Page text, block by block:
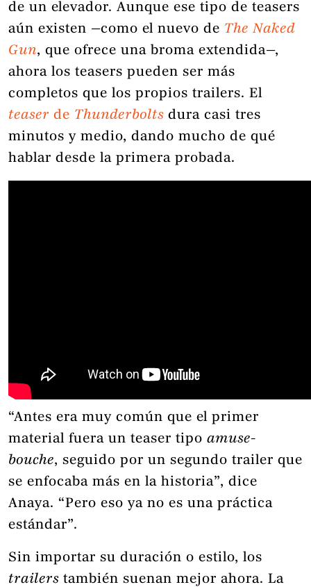
de un elevador. Aunque ese tipo de teasers
aún existen —como el nuevo de The Naked
Gun, que ofrece una broma extendida—,
ahora los teasers pueden ser más
completos que los propios trailers. El
teaser de Thunderbolts dura casi tres
minutos y medio, dando mucho de qué
hablar desde la primera probada.
“Antes era muy común que el primer
material fuera un teaser tipo amuse-
bouche, seguido por un segundo trailer que
se enfocaba más en la historia”, dice
Anaya. “Pero eso ya no es una práctica
estándar”.
Sin importar su duración o estilo, los
trailers también suenan mejor ahora. La